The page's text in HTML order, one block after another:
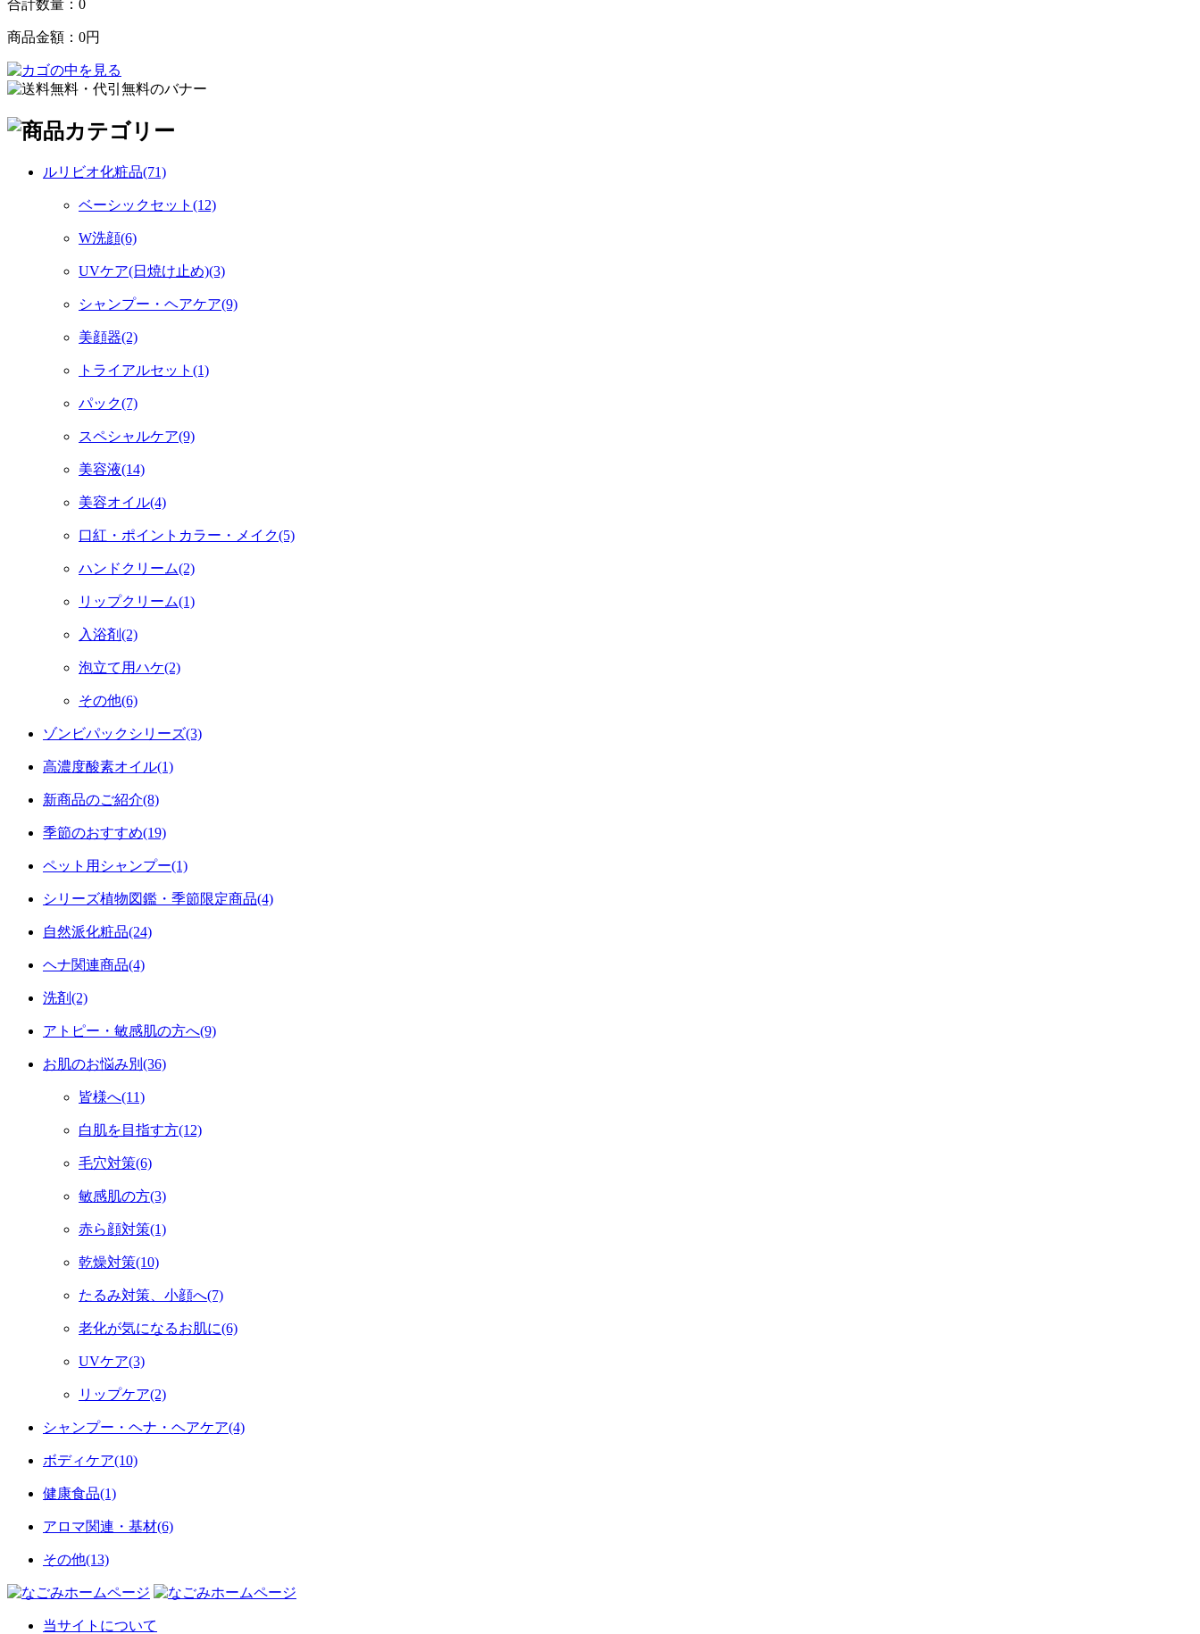
合計数量： 0
商品金額： 0円
ルリビオ化粧品(71)
ベーシックセット(12)
W洗顔(6)
UVケア(日焼け止め)(3)
シャンプー・ヘアケア(9)
美顔器(2)
トライアルセット(1)
パック(7)
スペシャルケア(9)
美容液(14)
美容オイル(4)
口紅・ポイントカラー・メイク(5)
ハンドクリーム(2)
リップクリーム(1)
入浴剤(2)
泡立て用ハケ(2)
その他(6)
ゾンビパックシリーズ(3)
高濃度酸素オイル(1)
新商品のご紹介(8)
季節のおすすめ(19)
ペット用シャンプー(1)
シリーズ植物図鑑・季節限定商品(4)
自然派化粧品(24)
ヘナ関連商品(4)
洗剤(2)
アトピー・敏感肌の方へ(9)
お肌のお悩み別(36)
皆様へ(11)
白肌を目指す方(12)
毛穴対策(6)
敏感肌の方(3)
赤ら顔対策(1)
乾燥対策(10)
たるみ対策、小顔へ(7)
老化が気になるお肌に(6)
UVケア(3)
リップケア(2)
シャンプー・ヘナ・ヘアケア(4)
ボディケア(10)
健康食品(1)
アロマ関連・基材(6)
その他(13)
当サイトについて